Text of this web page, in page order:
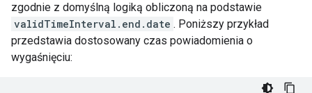
zgodnie z domyślną logiką obliczoną na podstawie
validTimeInterval.end.date . Poniższy przykład
przedstawia dostosowany czas powiadomienia o
wygaśnięciu: